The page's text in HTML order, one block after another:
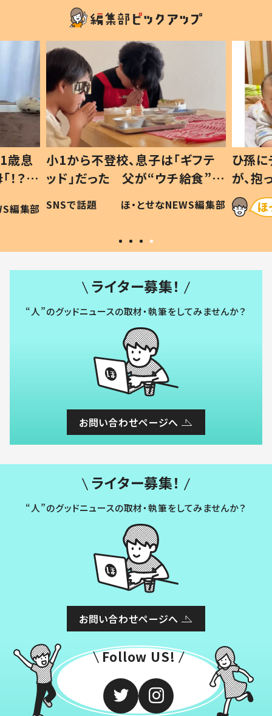
歳息
？」
編集部
小1から不登校、息子は「ギフテ
ッド」だった 父が“ウチ給食”を
作り続ける理由とは #令和の親
#令和の子
SNSで話題 ほ・とせなNEWS編集部
ひ孫
が、
「涙が
い」
ライター募集！
“人”のグッドニュースの取材・執筆をしてみませんか？
お問い合わせページへ
ライター募集！
“人”のグッドニュースの取材・執筆をしてみませんか？
お問い合わせページへ
Follow US!